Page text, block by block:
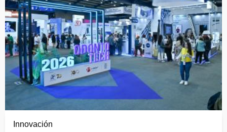
Innovación